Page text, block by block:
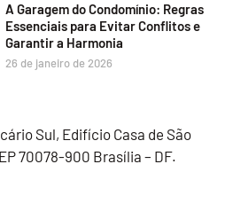
A Garagem do Condomínio: Regras
Essenciais para Evitar Conflitos e
Garantir a Harmonia
26 de janeiro de 2026
Sul, Edifício Casa de São
70078-900 Brasília – DF.